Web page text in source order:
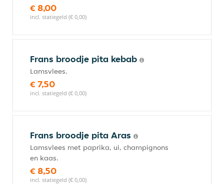
€ 8,00
incl. statiegeld (€ 0,00)
Frans broodje pita kebab
Lamsvlees.
€ 7,50
incl. statiegeld (€ 0,00)
Frans broodje pita Aras
Lamsvlees met paprika, ui, champignons
en kaas.
€ 8,50
incl. statiegeld (€ 0,00)